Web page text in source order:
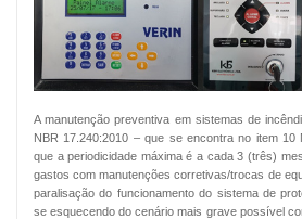
A manutenção preventiva em sistemas de
NBR 17.240:2010 – que se encontra no item 10
que a periodicidade máxima é a cada 3 (três)
gastos com manutenções corretivas/trocas de
paralisação do funcionamento do sistema de
se esquecendo do cenário mais grave possível